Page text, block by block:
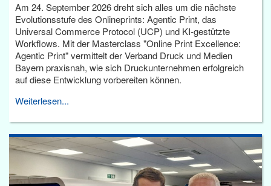
Am 24. September 2026 dreht sich alles um die nächste
Evolutionsstufe des Onlineprints: Agentic Print, das
Universal Commerce Protocol (UCP) und KI-gestützte
Workflows. Mit der Masterclass "Online Print Excellence:
Agentic Print" vermittelt der Verband Druck und Medien
Bayern praxisnah, wie sich Druckunternehmen erfolgreich
auf diese Entwicklung vorbereiten können.
Weiterlesen...